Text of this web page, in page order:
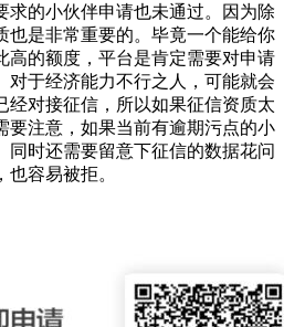
求的小伙伴申请也未通过。因为除
也是非常重要的。毕竟一个能给你
高的额度，平台是肯定需要对申请
对于经济能力不行之人，可能就会
经对接征信，所以如果征信资质太
要注意，如果当前有逾期污点的小
同时还需要留意下征信的数据花问
容易被拒。